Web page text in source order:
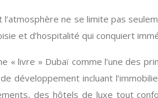
l’atmosphère ne se limite pas
et d’hospitalité qui conquiert
« livre » Dubaï comme l’une des
développement incluant
des hôtels de luxe tout